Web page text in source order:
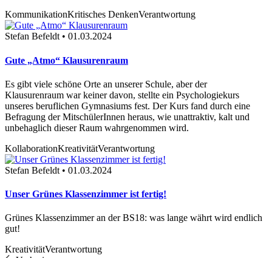
KommunikationKritisches DenkenVerantwortung
Stefan Befeldt • 01.03.2024
Gute „Atmo“ Klausurenraum
Es gibt viele schöne Orte an unserer Schule, aber der
Klausurenraum war keiner davon, stellte ein Psychologiekurs
unseres beruflichen Gymnasiums fest. Der Kurs fand durch eine
Befragung der MitschülerInnen heraus, wie unattraktiv, kalt und
unbehaglich dieser Raum wahrgenommen wird.
KollaborationKreativitätVerantwortung
Stefan Befeldt • 01.03.2024
Unser Grünes Klassenzimmer ist fertig!
Grünes Klassenzimmer an der BS18: was lange währt wird endlich
gut!
KreativitätVerantwortung